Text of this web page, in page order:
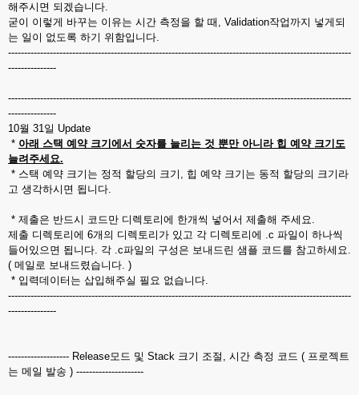
해주시면 되겠습니다.
굳이 이렇게 바꾸는 이유는 시간 측정을 할 때, Validation작업까지 넣게되
는 일이 없도록 하기 위함입니다.
-----------------------------------------------------------------------------------------------------------
---------------
-----------------------------------------------------------------------------------------------------------
---------------
10월 31일 Update
* 아래 스택 예약 크기에서 숫자를 늘리는 것 뿐만 아니라 힙 예약 크기도
늘려주세요.
* 스택 예약 크기는 정적 할당의 크기, 힙 예약 크기는 동적 할당의 크기라
고 생각하시면 됩니다.
* 제출은 반드시 코드만 디렉토리에 한개씩 넣어서 제출해 주세요.
제출 디렉토리에 6개의 디렉토리가 있고 각 디렉토리에 .c 파일이 하나씩
들어있으면 됩니다. 각 .c파일의 구성은 보내드린 샘플 코드를 참고하세요.
( 메일로 보내드렸습니다. )
* 입력데이터는 삽입해주실 필요 없습니다.
-----------------------------------------------------------------------------------------------------------
---------------
------------------- Release모드 및 Stack 크기 조절, 시간 측정 코드 ( 프로젝트
는 메일 발송 ) ---------------------